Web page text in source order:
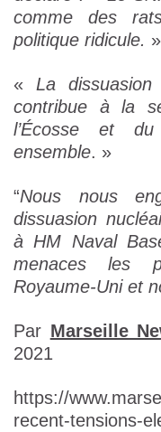
comme des
politique ridicule. »
« La
contribue à la
l’Écosse et
ensemble. »
“Nous nous
dissuasion
à HM Naval
menaces les
Royaume-Uni et
Par Marseille
2021
https://
recent-tensions-